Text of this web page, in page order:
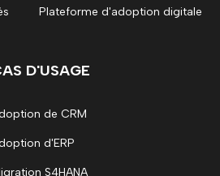
Plateforme d'adoption digitale
D'USAGE
de CRM
d'ERP
S4HANA